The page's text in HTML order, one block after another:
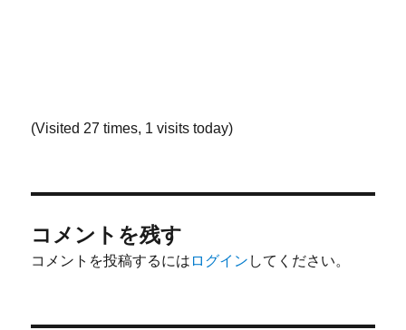
(Visited 27 times, 1 visits today)
コメントを残す
コメントを投稿するには ログイン してください。